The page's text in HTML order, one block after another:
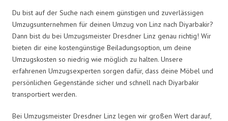
Du bist auf der Suche nach einem günstigen und zuverlässigen
Umzugsunternehmen für deinen Umzug von Linz nach Diyarbakir?
Dann bist du bei Umzugsmeister Dresdner Linz genau richtig! Wir
bieten dir eine kostengünstige Beiladungsoption, um deine
Umzugskosten so niedrig wie möglich zu halten. Unsere
erfahrenen Umzugsexperten sorgen dafür, dass deine Möbel und
persönlichen Gegenstände sicher und schnell nach Diyarbakir
transportiert werden.
Bei Umzugsmeister Dresdner Linz legen wir großen Wert darauf,